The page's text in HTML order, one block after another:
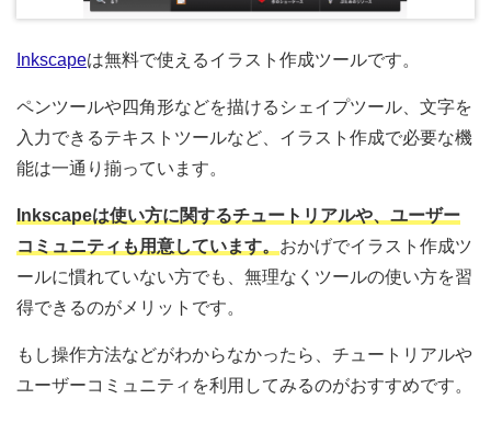
Inkscapeは無料で使えるイラスト作成ツールです。
ペンツールや四角形などを描けるシェイプツール、文字を
入力できるテキストツールなど、イラスト作成で必要な機
能は一通り揃っています。
Inkscapeは使い方に関するチュートリアルや、ユーザー
コミュニティも用意しています。 おかげでイラスト作成ツ
ールに慣れていない方でも、無理なくツールの使い方を習
得できるのがメリットです。
もし操作方法などがわからなかったら、チュートリアルや
ユーザーコミュニティを利用してみるのがおすすめです。